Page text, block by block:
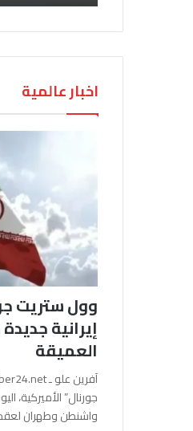
اخبار عالمية
وول ستريت
إيرانية
العميقة
جورنال” الأميركية،
واشنطن وطهران